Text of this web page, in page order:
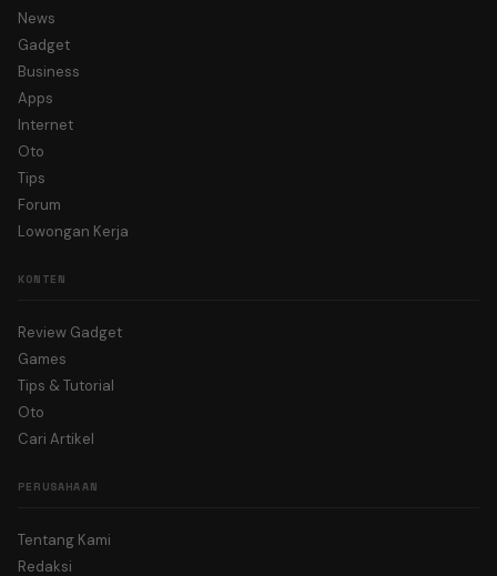
News
Gadget
Business
Apps
Internet
Oto
Tips
Forum
Lowongan Kerja
KONTEN
Review Gadget
Games
Tips & Tutorial
Oto
Cari Artikel
PERUSAHAAN
Tentang Kami
Redaksi